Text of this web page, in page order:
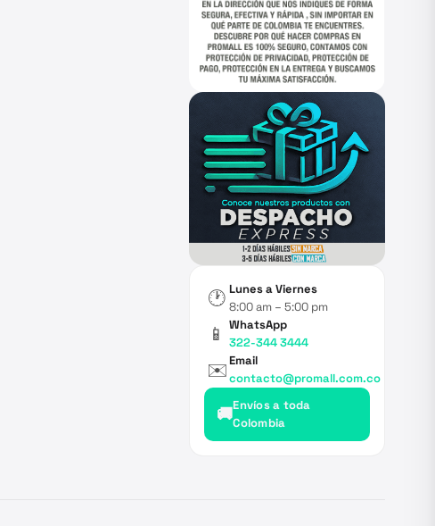
🕐 Lunes a Viernes
8:00 am – 5:00 pm
📱
WhatsApp
322-344 3444
✉️Email
contacto@promall.com.co
🚚Envíos a toda
Colombia